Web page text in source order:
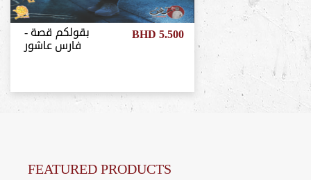
بقولكم قصة -
فارس عاشور
BHD 5.500
FEATURED PRODUCTS